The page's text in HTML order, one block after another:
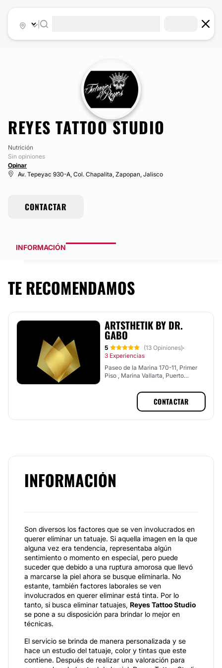
REYES TATTOO STUDIO
Nutrición
Sin opiniones
Opinar
Av. Tepeyac 930-A, Col. Chapalita, Zapopan, Jalisco
CONTACTAR
INFORMACIÓN
TE RECOMENDAMOS
ARTSTHETIK BY DR.
GABO
5 (13 Opiniones)·
3 Experiencias
Paseo de la Marina 170-11, Primer
Piso , Marina Vallarta, Puerto
CONTACTAR
INFORMACIÓN
Son diversos los factores que se ven involucrados en
querer eliminar un tatuaje. Si aquella imagen en la que
alguna vez era tendencia, representaba algún
sentimiento o momento en especial, pero puede
suceder que debido a una ruptura amorosa que llevó
a marcarse la piel ahora se busque eliminarla. No
estante, también factores laborales se ven
involucrados en querer eliminar está tinta. Por lo
tanto, si busca eliminar tatuajes, Reyes Tattoo Studio
se pone a su disposición para brindar lo mejor en
técnicas.
El servicio se brinda de manera personalizada y se
hace un estudio del tatuaje, color y tintas que este
contiene. Después de realizar una valoración para